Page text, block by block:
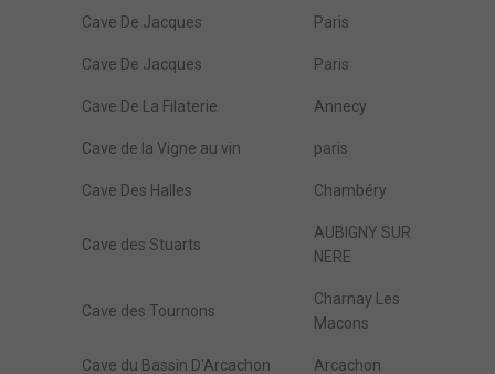
Cave De Jacques Paris
Cave De Jacques Paris
Cave De La Filaterie Annecy
Cave de la Vigne au vin paris
Cave Des Halles Chambéry
Cave des Stuarts
AUBIGNY SUR
NERE
Cave des Tournons
Charnay Les
Macons
Cave du Bassin D'Arcachon Arcachon